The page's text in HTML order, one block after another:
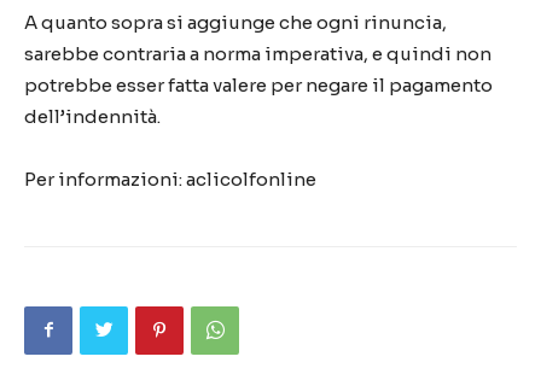
A quanto sopra si aggiunge che ogni rinuncia,
sarebbe contraria a norma imperativa, e quindi non
potrebbe esser fatta valere per negare il pagamento
dell’indennità.
Per informazioni: aclicolfonline